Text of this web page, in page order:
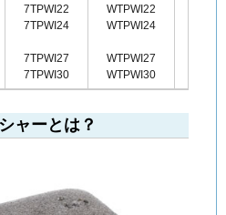
7TPWI22
7TPWI24
7TPWI27
7TPWI30
WTPWI22
WTPWI24
WTPWI27
WTPWI30
ャーとは？